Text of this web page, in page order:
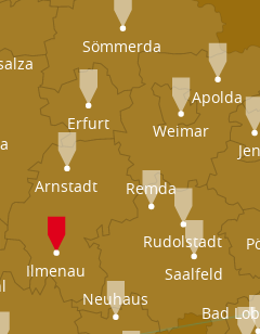
Bad
Remda
Neuhaus
Saalfeld
Rudolstadt
Arnstadt
Ilmenau
Apolda
Weimar
Erfurt
Sömmerda